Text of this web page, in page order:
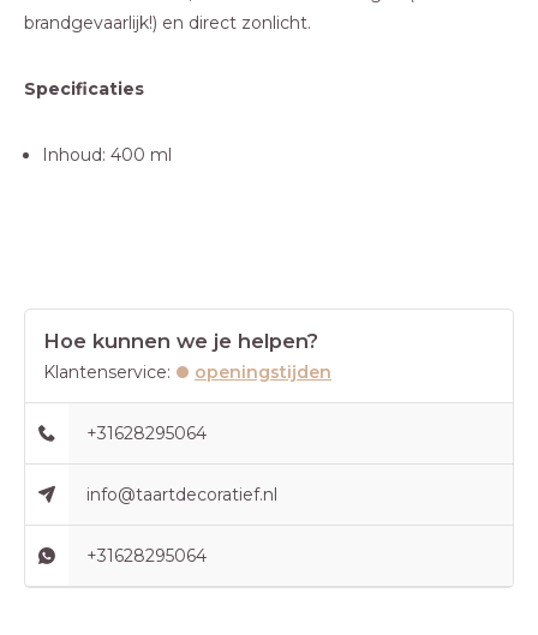
brandgevaarlijk!) en direct zonlicht.
Specificaties
Inhoud: 400 ml
Hoe kunnen we je helpen?
Klantenservice: openingstijden
+31628295064
info@taartdecoratief.nl
+31628295064